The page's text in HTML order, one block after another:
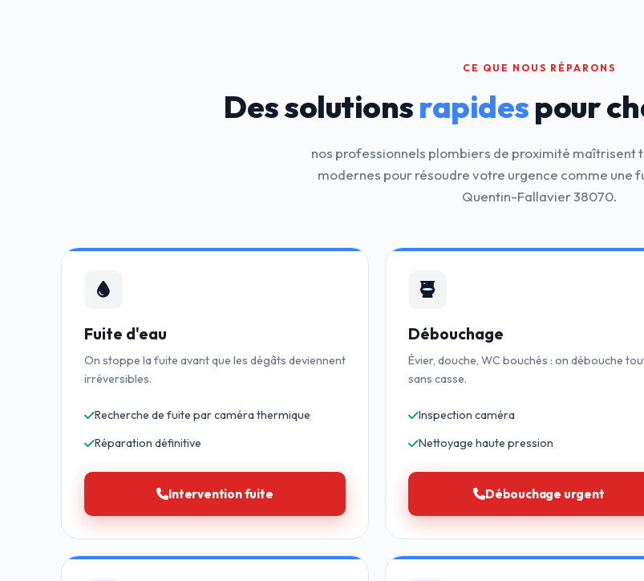
CE QUE NOUS RÉPARONS
Des solutionsrapidespour
nos professionnels plombiers de proximité maîtrisent
modernes pour résoudre votre urgence comme une
Quentin-Fallavier 38070.
Fuite d'eau
On stoppe la fuite avant que les dégâts deviennent
irréversibles.
Recherche de fuite par caméra thermique
Réparation définitive
Intervention fuite
Débouchage
Évier, douche, WC bouchés : on débouche
sans casse.
Inspection caméra
Nettoyage haute pression
Débouchage urgent